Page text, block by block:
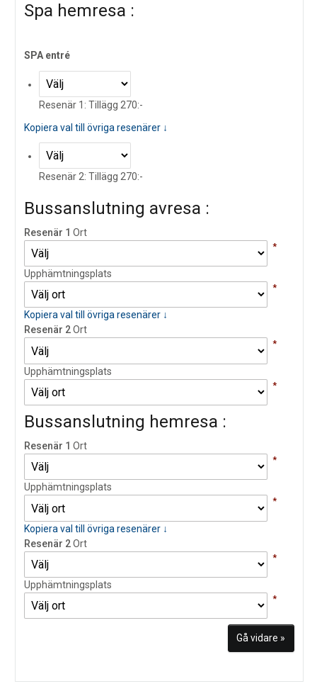
Spa hemresa :
SPA entré
Resenär 1: Tillägg 270:-
Kopiera val till övriga resenärer ↓
Resenär 2: Tillägg 270:-
Bussanslutning avresa :
Resenär 1 Ort
*
Upphämtningsplats
*
Kopiera val till övriga resenärer ↓
Resenär 2Ort
*
Upphämtningsplats
*
Bussanslutning hemresa :
Resenär 1 Ort
*
Upphämtningsplats
*
Kopiera val till övriga resenärer ↓
Resenär 2Ort
*
Upphämtningsplats
*